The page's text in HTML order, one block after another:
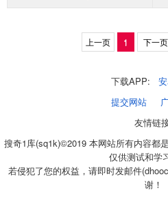
上一页 1 下一页
下载APP:
提交网站
友情链
搜奇1库(sq1k)©2019 本网站所有内容都
仅供测试和学
若侵犯了您的权益，请即时发邮件
谢！